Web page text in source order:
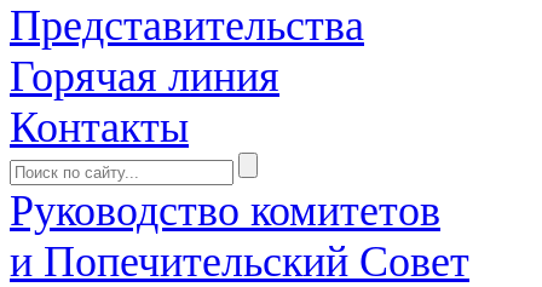
Представительства
Горячая линия
Контакты
Руководство комитетов
и Попечительский Совет